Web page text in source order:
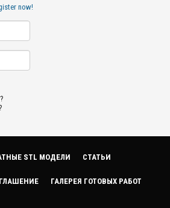
now!
STL МОДЕЛИ СТАТЬИ
ГАЛЕРЕЯ ГОТОВЫХ РАБОТ